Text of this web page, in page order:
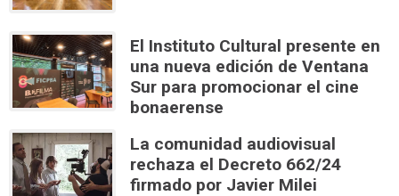
El Instituto Cultural presente en
una nueva edición de Ventana
Sur para promocionar el cine
bonaerense
La comunidad audiovisual
rechaza el Decreto 662/24
firmado por Javier Milei